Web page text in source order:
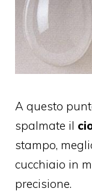
A questo
spalmate il
stampo,
cucchiaio in
precisione.